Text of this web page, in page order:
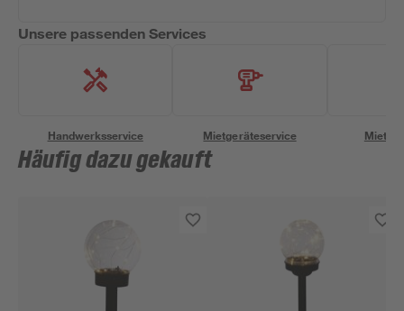
Unsere passenden Services
Handwerksservice Mietgeräteservice
Häufig dazu gekauft